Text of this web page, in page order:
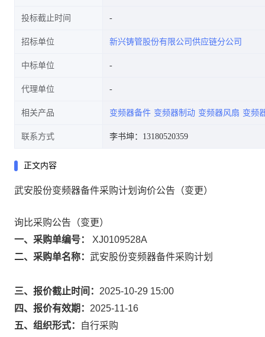
投标截止时间
招标单位 新兴铸管股份有限公司供应链分公司
中标单位
代理单位
相关产品 变频器备件 变频器制动 变频器风扇 变频
联系方式 李书坤：13180520359
正文内容
武安股份变频器备件采购计划询价公告（变更）
询比采购公告（变更）
一、采购单编号：
XJ0109528A
二、采购单名称： 武安股份变频器备件采购计划
三、报价截止时间： 2025-10-29 15:00
四、报价有效期： 2025-11-16
五、组织形式：
自行采购